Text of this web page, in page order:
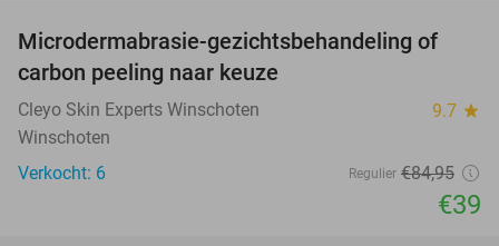
54%
Microdermabrasie-gezichtsbehandeling of
carbon peeling naar keuze
Cleyo Skin Experts Winschoten 9.7 star
Winschoten
Verkocht: 6
Regulier €84,95
€39